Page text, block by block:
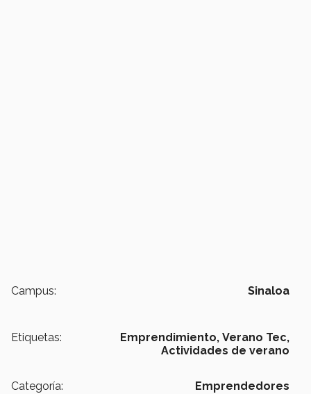
Campus: Sinaloa
Etiquetas: Emprendimiento, Verano Tec,
Actividades de verano
Categoría: Emprendedores